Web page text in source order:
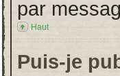
par
Haut
Puis-je